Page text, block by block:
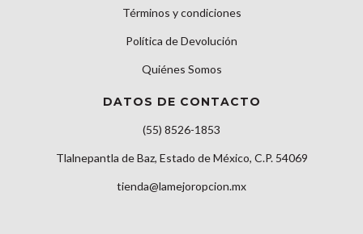
Términos y condiciones
Política de Devolución
Quiénes Somos
DATOS DE CONTACTO
(55) 8526-1853
Tlalnepantla de Baz, Estado de México, C.P. 54069
tienda@lamejoropcion.mx